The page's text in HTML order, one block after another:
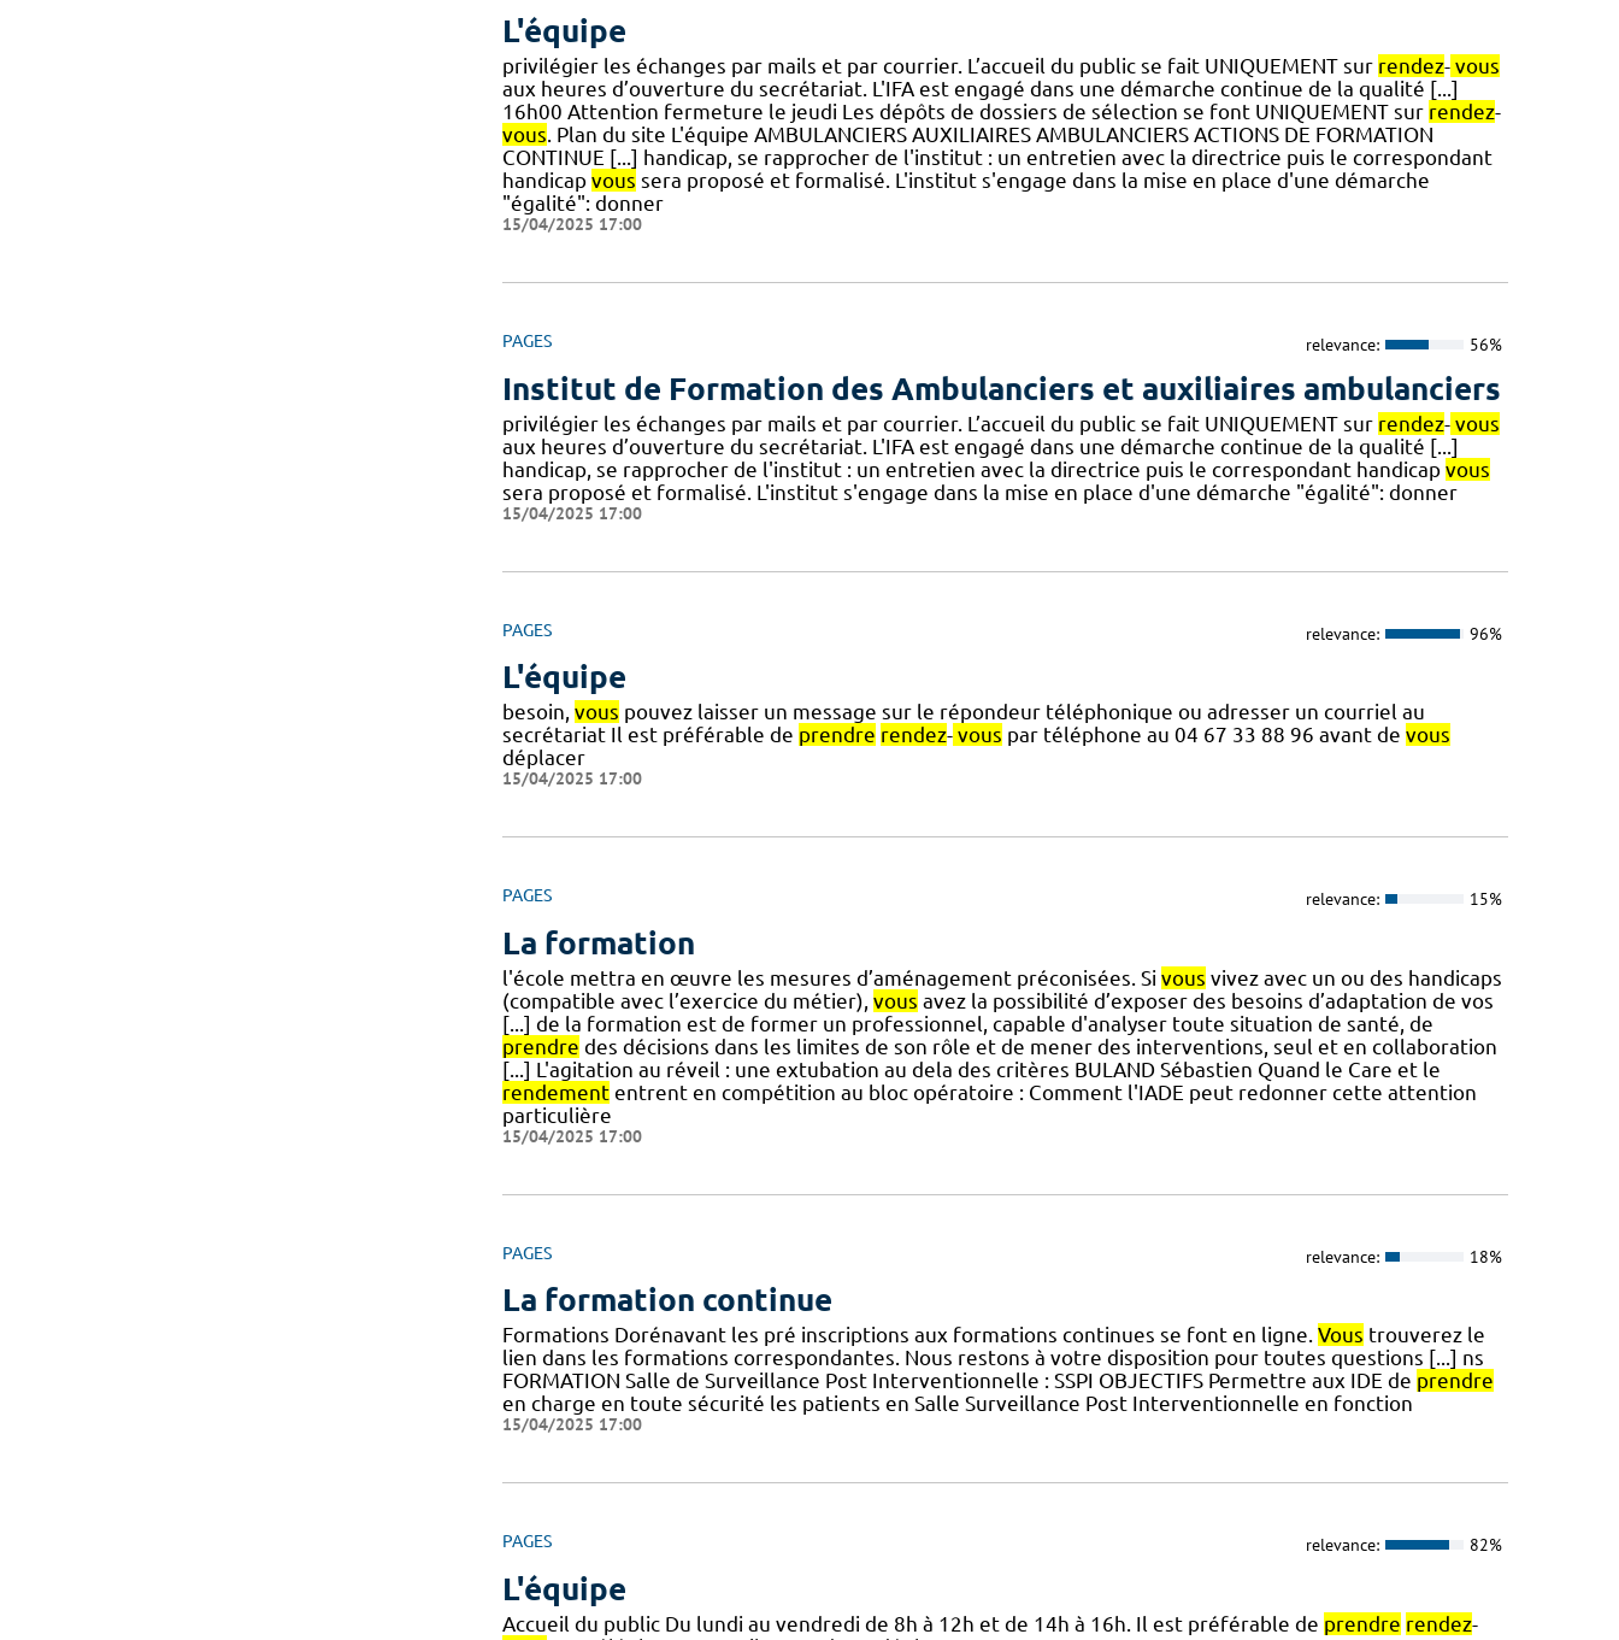
L'équipe
privilégier les échanges par mails et par courrier. L’accueil du public se fait UNIQUEMENT sur rendez- vous
aux heures d’ouverture du secrétariat. L'IFA est engagé dans une démarche continue de la qualité [...]
16h00 Attention fermeture le jeudi Les dépôts de dossiers de sélection se font UNIQUEMENT sur rendez-
vous. Plan du site L'équipe AMBULANCIERS AUXILIAIRES AMBULANCIERS ACTIONS DE FORMATION
CONTINUE [...] handicap, se rapprocher de l'institut : un entretien avec la directrice puis le correspondant
handicap vous sera proposé et formalisé. L'institut s'engage dans la mise en place d'une démarche
"égalité": donner
15/04/2025 17:00
PAGES relevance: 56%
Institut de Formation des Ambulanciers et auxiliaires ambulanciers
privilégier les échanges par mails et par courrier. L’accueil du public se fait UNIQUEMENT sur rendez- vous
aux heures d’ouverture du secrétariat. L'IFA est engagé dans une démarche continue de la qualité [...]
handicap, se rapprocher de l'institut : un entretien avec la directrice puis le correspondant handicap vous
sera proposé et formalisé. L'institut s'engage dans la mise en place d'une démarche "égalité": donner
15/04/2025 17:00
PAGES relevance: 96%
L'équipe
besoin, vous pouvez laisser un message sur le répondeur téléphonique ou adresser un courriel au
secrétariat Il est préférable de prendre rendez- vous par téléphone au 04 67 33 88 96 avant de vous
déplacer
15/04/2025 17:00
PAGES relevance: 15%
La formation
l'école mettra en œuvre les mesures d’aménagement préconisées. Si vous vivez avec un ou des handicaps
(compatible avec l’exercice du métier), vous avez la possibilité d’exposer des besoins d’adaptation de vos
[...] de la formation est de former un professionnel, capable d'analyser toute situation de santé, de
prendre des décisions dans les limites de son rôle et de mener des interventions, seul et en collaboration
[...] L'agitation au réveil : une extubation au dela des critères BULAND Sébastien Quand le Care et le
rendemententrent en compétition au bloc opératoire : Comment l'IADE peut redonner cette attention
particulière
15/04/2025 17:00
PAGES relevance: 18%
La formation continue
Formations Dorénavant les pré inscriptions aux formations continues se font en ligne. Vous trouverez le
lien dans les formations correspondantes. Nous restons à votre disposition pour toutes questions [...] ns
FORMATION Salle de Surveillance Post Interventionnelle : SSPI OBJECTIFS Permettre aux IDE de prendre
en charge en toute sécurité les patients en Salle Surveillance Post Interventionnelle en fonction
15/04/2025 17:00
PAGES relevance: 82%
L'équipe
Accueil du public Du lundi au vendredi de 8h à 12h et de 14h à 16h. Il est préférable de prendre rendez-